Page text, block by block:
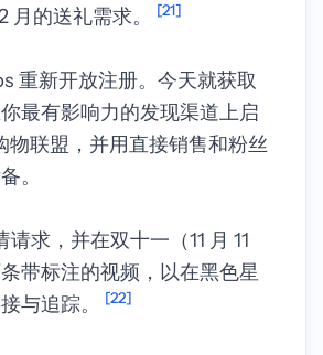
月的送礼需求。
[21]
重新开放注册。今天就获取
最有影响力的发现渠道上启
物联盟，并用直接销售和粉丝
。
请求，并在双十一（11 月 11
带标注的视频，以在黑色星
与追踪。
[22]